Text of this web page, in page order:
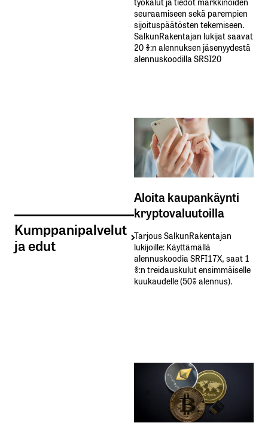
Kumppanipalvelut
ja edut
seuraamiseen sekä parempien
sijoituspäätösten tekemiseen.
SalkunRakentajan lukijat saavat
20 %:n alennuksen jäsenyydestä
alennuskoodilla SRSI20
Aloita kaupankäynti
kryptovaluutoilla
Tarjous SalkunRakentajan
lukijoille: Käyttämällä​ ​
alennuskoodia​ ​SRFI17X,​ ​saat​ ​1
%:n treidauskulut​ ​ensimmäiselle​ ​
kuukaudelle​ ​(50%​ ​alennus).